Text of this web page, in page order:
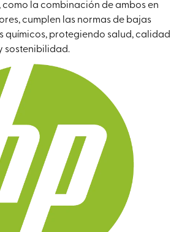
como la combinación de ambos en
cumplen las normas de bajas
químicos, protegiendo salud, calidad
sostenibilidad.